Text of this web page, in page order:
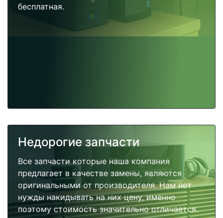
бесплатная.
Недорогие запчасти
Все запчасти которые наша компания
предлагает в качестве замены, являются
оригинальными от производителя. Нам нет
нужды накидывать на них цену, именно
поэтому стоимость значительно отличается.